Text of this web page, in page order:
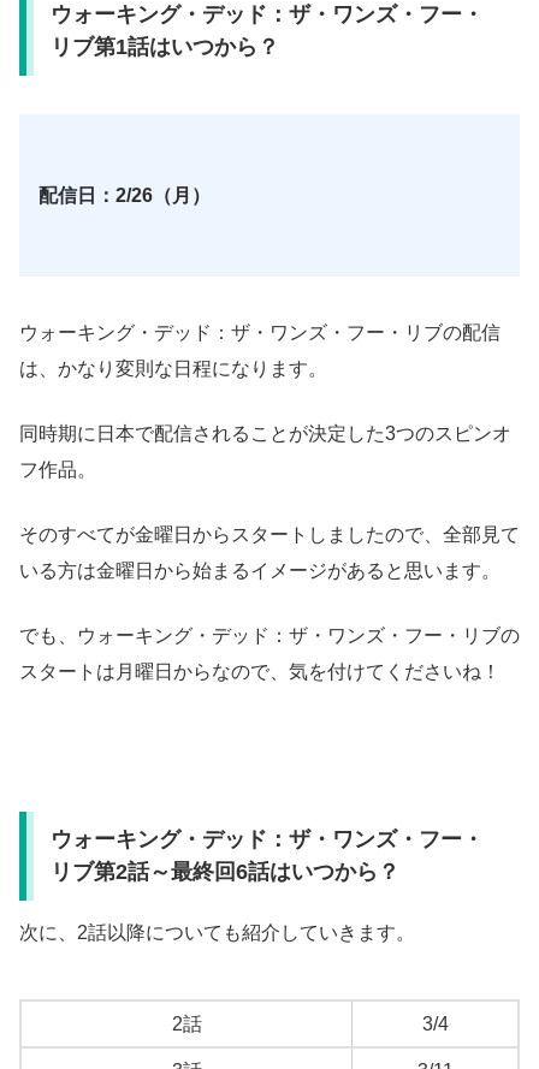
ウォーキング・デッド：ザ・ワンズ・フー・
リブ第1話はいつから？
配信日：2/26（月）
ウォーキング・デッド：ザ・ワンズ・フー・リブの配信
は、かなり変則な日程になります。
同時期に日本で配信されることが決定した3つのスピンオ
フ作品。
そのすべてが金曜日からスタートしましたので、全部見て
いる方は金曜日から始まるイメージがあると思います。
でも、ウォーキング・デッド：ザ・ワンズ・フー・リブの
スタートは月曜日からなので、気を付けてくださいね！
ウォーキング・デッド：ザ・ワンズ・フー・
リブ第2話～最終回6話はいつから？
次に、2話以降についても紹介していきます。
2話 3/4